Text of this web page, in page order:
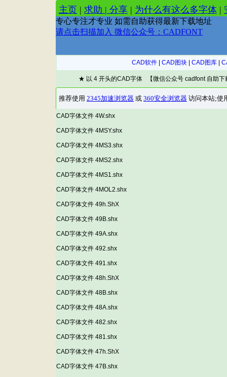
CAD软件| CAD图块| CAD图库|
★ 以 4 开头的CAD字体 【微信公众号 cadfont 自助下
CAD字体文件 4W.shx
CAD字体文件 4MSY.shx
CAD字体文件 4MS3.shx
CAD字体文件 4MS2.shx
CAD字体文件 4MS1.shx
CAD字体文件 4MOL2.shx
CAD字体文件 49h.ShX
CAD字体文件 49B.shx
CAD字体文件 49A.shx
CAD字体文件 492.shx
CAD字体文件 491.shx
CAD字体文件 48h.ShX
CAD字体文件 48B.shx
CAD字体文件 48A.shx
CAD字体文件 482.shx
CAD字体文件 481.shx
CAD字体文件 47h.ShX
CAD字体文件 47B.shx